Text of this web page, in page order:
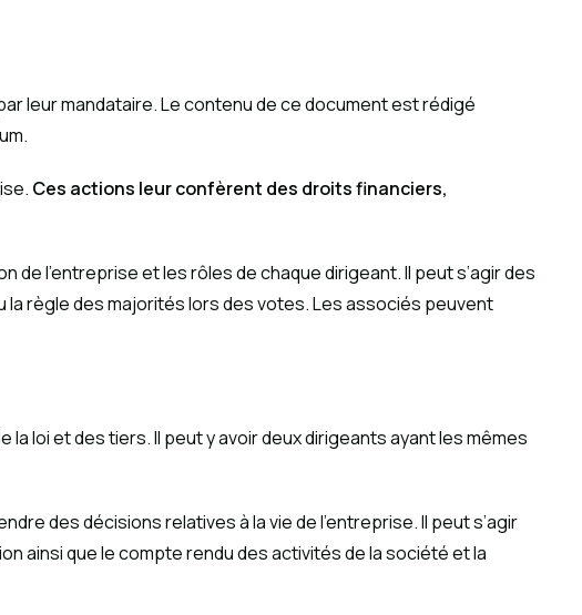
leur mandataire. Le contenu de ce document est rédigé
Ces actions leur confèrent des droits financiers,
l’entreprise et les rôles de chaque dirigeant. Il peut s’agir des
la règle des majorités lors des votes. Les associés peuvent
loi et des tiers. Il peut y avoir deux dirigeants ayant les mêmes
des décisions relatives à la vie de l’entreprise. Il peut s’agir
ainsi que le compte rendu des activités de la société et la